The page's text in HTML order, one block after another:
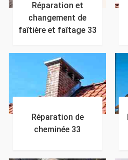
Réparation et
changement de
faîtière et faîtage 33
Réparation de
cheminée 33